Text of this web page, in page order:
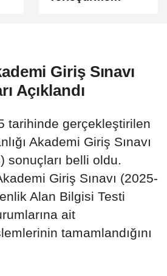
Giriş Sınavı
Açıklandı
tarihinde gerçekleştirilen
Akademi Giriş Sınavı
sonuçları belli oldu.
Giriş Sınavı (2025-
Alan Bilgisi Testi
ait
tamamlandığını